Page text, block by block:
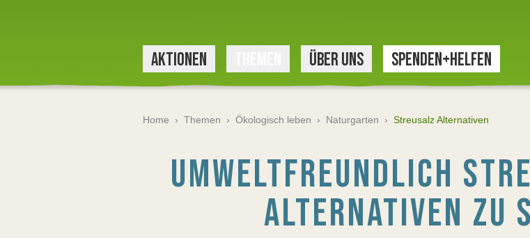
AKTIONEN ÜBER UNS SPENDEN+HELFEN
Home › Themen › Ökologisch leben › Naturgarten › Streusalz Alternativen
UMWELTFREUNDLICH
ALTERNATIVEN ZU